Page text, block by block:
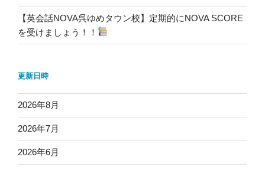
【英会話NOVA呉ゆめタウン校】定期的にNOVA SCORE
を受けましょう！！
更新日時
2026年8月
2026年7月
2026年6月